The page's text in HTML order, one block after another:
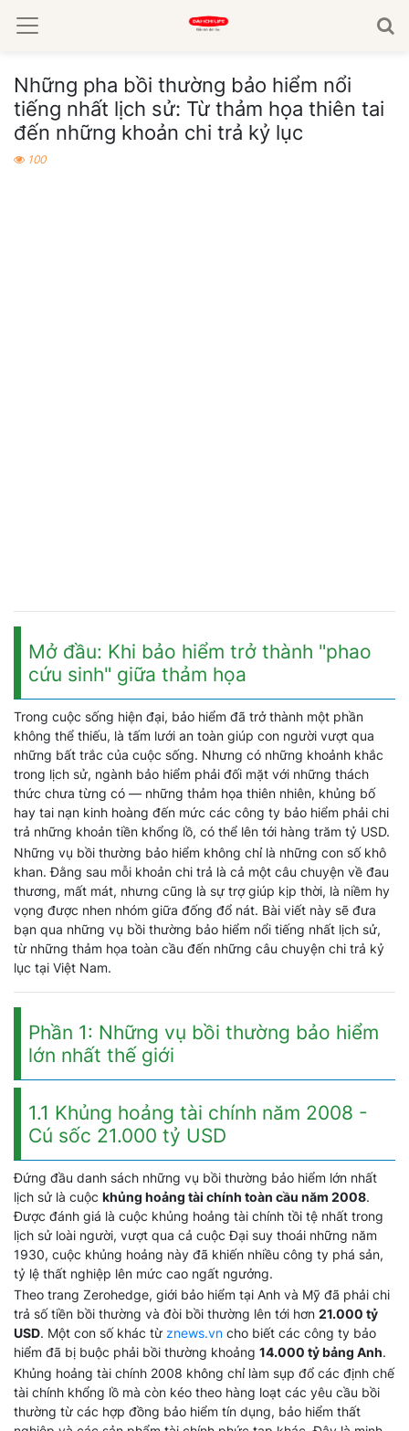
Những pha bồi thường bảo hiểm nổi
tiếng nhất lịch sử: Từ thảm họa thiên tai
đến những khoản chi trả kỷ lục
100
Mở đầu: Khi bảo hiểm trở thành "phao
cứu sinh" giữa thảm họa
Trong cuộc sống hiện đại, bảo hiểm đã trở thành một phần
không thể thiếu, là tấm lưới an toàn giúp con người vượt qua
những bất trắc của cuộc sống. Nhưng có những khoảnh khắc
trong lịch sử, ngành bảo hiểm phải đối mặt với những thách
thức chưa từng có — những thảm họa thiên nhiên, khủng bố
hay tai nạn kinh hoàng đến mức các công ty bảo hiểm phải chi
trả những khoản tiền khổng lồ, có thể lên tới hàng trăm tỷ USD.
Những vụ bồi thường bảo hiểm không chỉ là những con số khô
khan. Đằng sau mỗi khoản chi trả là cả một câu chuyện về đau
thương, mất mát, nhưng cũng là sự trợ giúp kịp thời, là niềm hy
vọng được nhen nhóm giữa đống đổ nát. Bài viết này sẽ đưa
bạn qua những vụ bồi thường bảo hiểm nổi tiếng nhất lịch sử,
từ những thảm họa toàn cầu đến những câu chuyện chi trả kỷ
lục tại Việt Nam.
Phần 1: Những vụ bồi thường bảo hiểm
lớn nhất thế giới
1.1 Khủng hoảng tài chính năm 2008 -
Cú sốc 21.000 tỷ USD
Đứng đầu danh sách những vụ bồi thường bảo hiểm lớn nhất
lịch sử là cuộc khủng hoảng tài chính toàn cầu năm 2008.
Được đánh giá là cuộc khủng hoảng tài chính tồi tệ nhất trong
lịch sử loài người, vượt qua cả cuộc Đại suy thoái những năm
1930, cuộc khủng hoảng này đã khiến nhiều công ty phá sản,
tỷ lệ thất nghiệp lên mức cao ngất ngưởng.
Theo trang Zerohedge, giới bảo hiểm tại Anh và Mỹ đã phải chi
trả số tiền bồi thường và đòi bồi thường lên tới hơn 21.000 tỷ
USD. Một con số khác từ znews.vn cho biết các công ty bảo
hiểm đã bị buộc phải bồi thường khoảng 14.000 tỷ bảng Anh.
Khủng hoảng tài chính 2008 không chỉ làm sụp đổ các định chế
tài chính khổng lồ mà còn kéo theo hàng loạt các yêu cầu bồi
thường từ các hợp đồng bảo hiểm tín dụng, bảo hiểm thất